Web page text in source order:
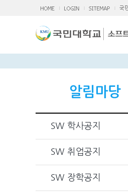
알림마당
SW 학사공지
SW 취업공지
SW 장학공지